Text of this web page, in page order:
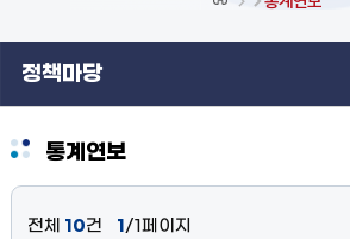
정책마당
통계연보
전체 10건 1 /1페이지